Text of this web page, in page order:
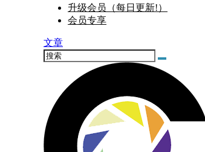
升级会员（每日更新!）
会员专享
文章